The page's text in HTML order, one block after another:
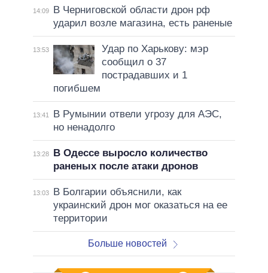
14:09
В Черниговской области дрон рф
ударил возле магазина, есть раненые
13:53
Удар по Харькову: мэр
сообщил о 37
пострадавших и 1
погибшем
13:41
В Румынии отвели угрозу для АЭС,
но ненадолго
13:28
В Одессе выросло количество
раненых после атаки дронов
13:03
В Болгарии объяснили, как
украинский дрон мог оказаться на ее
территории
Больше новостей